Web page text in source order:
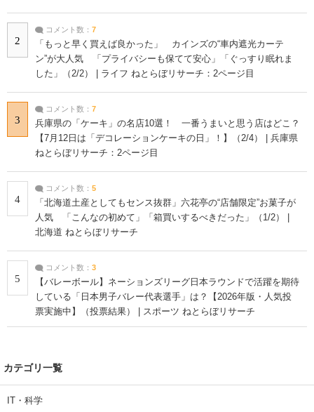
2
コメント数： 7
「もっと早く買えば良かった」 カインズの“車内遮光カーテ
ン”が大人気 「プライバシーも保てて安心」「ぐっすり眠れま
した」（2/2） | ライフ ねとらぼリサーチ：2ページ目
3
コメント数： 7
兵庫県の「ケーキ」の名店10選！ 一番うまいと思う店はどこ？
【7月12日は「デコレーションケーキの日」！】（2/4） | 兵庫県
ねとらぼリサーチ：2ページ目
4
コメント数： 5
「北海道土産としてもセンス抜群」六花亭の“店舗限定”お菓子が
人気 「こんなの初めて」「箱買いするべきだった」（1/2） |
北海道 ねとらぼリサーチ
5
コメント数： 3
【バレーボール】ネーションズリーグ日本ラウンドで活躍を期待
している「日本男子バレー代表選手」は？【2026年版・人気投
票実施中】（投票結果） | スポーツ ねとらぼリサーチ
カテゴリ一覧
IT・科学